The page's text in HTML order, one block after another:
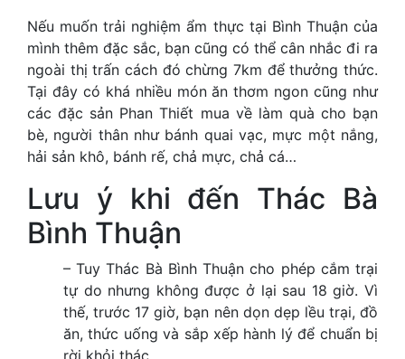
Nếu muốn trải nghiệm ẩm thực tại Bình Thuận của
mình thêm đặc sắc, bạn cũng có thể cân nhắc đi ra
ngoài thị trấn cách đó chừng 7km để thưởng thức.
Tại đây có khá nhiều món ăn thơm ngon cũng như
các đặc sản Phan Thiết mua về làm quà cho bạn
bè, người thân như bánh quai vạc, mực một nắng,
hải sản khô, bánh rế, chả mực, chả cá…
Lưu ý khi đến Thác Bà
Bình Thuận
– Tuy Thác Bà Bình Thuận cho phép cắm trại
tự do nhưng không được ở lại sau 18 giờ. Vì
thế, trước 17 giờ, bạn nên dọn dẹp lều trại, đồ
ăn, thức uống và sắp xếp hành lý để chuẩn bị
rời khỏi thác.